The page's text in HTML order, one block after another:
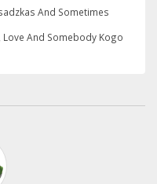
And Sometimes
And Somebody Kogo